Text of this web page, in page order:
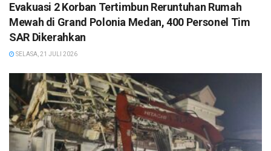
Evakuasi 2 Korban Tertimbun Reruntuhan Rumah
Mewah di Grand Polonia Medan, 400 Personel Tim
SAR Dikerahkan
SELASA, 21 JULI 2026